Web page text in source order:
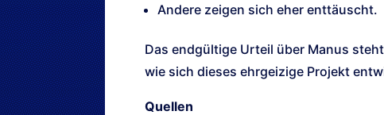
Andere zeigen sich eher enttäuscht.
Das endgültige Urteil über Manus
wie sich dieses ehrgeizige Projekt
Quellen